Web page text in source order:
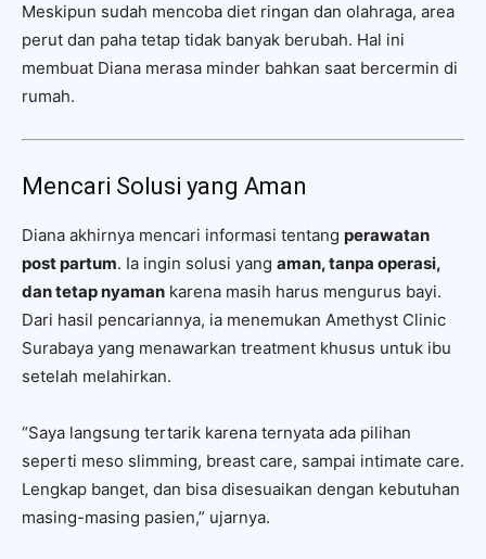
Meskipun sudah mencoba diet ringan dan olahraga, area
perut dan paha tetap tidak banyak berubah. Hal ini
membuat Diana merasa minder bahkan saat bercermin di
rumah.
Mencari Solusi yang Aman
Diana akhirnya mencari informasi tentang perawatan
post partum. Ia ingin solusi yang aman, tanpa operasi,
dan tetap nyaman karena masih harus mengurus bayi.
Dari hasil pencariannya, ia menemukan Amethyst Clinic
Surabaya yang menawarkan treatment khusus untuk ibu
setelah melahirkan.
“Saya langsung tertarik karena ternyata ada pilihan
seperti meso slimming, breast care, sampai intimate care.
Lengkap banget, dan bisa disesuaikan dengan kebutuhan
masing-masing pasien,” ujarnya.